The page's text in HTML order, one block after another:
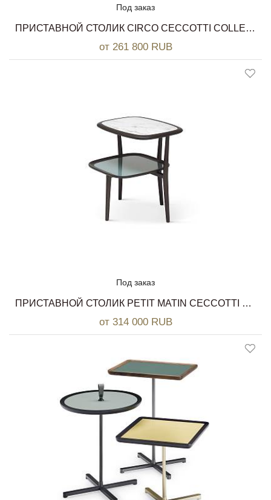
Под заказ
ПРИСТАВНОЙ СТОЛИК CIRCO CECCOTTI COLLEZIONI
от 261 800 RUB
Под заказ
ПРИСТАВНОЙ СТОЛИК PETIT MATIN CECCOTTI COLLEZIONI
от 314 000 RUB